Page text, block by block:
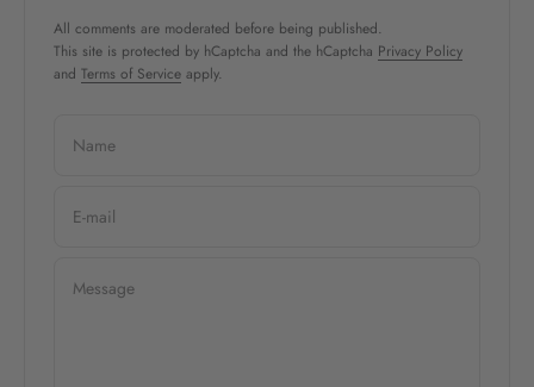
All comments are moderated before being published.
This site is protected by hCaptcha and the hCaptcha Privacy Policy
and Terms of Service apply.
Name
E-mail
Message